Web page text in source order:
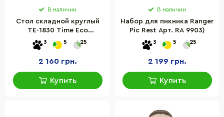
В наличии
Стол складной круглый
ТЕ-1830 Time Eco
4820211100711 белый
3 5 25
2 160 грн.
Купить
В наличии
Набор для пикника Ranger
Pic Rest Арт. RA 9903)
3 5 25
2 199 грн.
Купить